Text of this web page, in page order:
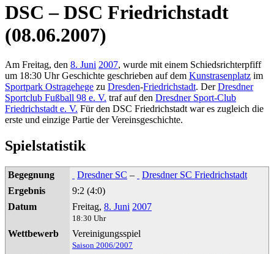
DSC – DSC Friedrichstadt
(08.06.2007)
Am Freitag, den 8. Juni 2007, wurde mit einem Schiedsrichterpfiff
um 18:30 Uhr Geschichte geschrieben auf dem Kunstrasenplatz im
Sportpark Ostragehege zu Dresden-Friedrichstadt. DerDresdner
Sportclub Fußball 98 e. V. traf auf den Dresdner Sport-Club
Friedrichstadt e. V. Für den DSC Friedrichstadt war es zugleich die
erste und einzige Partie der Vereinsgeschichte.
Spielstatistik
Begegnung Dresdner SC –
Dresdner SC Friedrichstadt
Ergebnis
9:2 (4:0)
Datum
Freitag, 8. Juni 2007
18:30 Uhr
Wettbewerb Vereinigungsspiel
Saison 2006/2007